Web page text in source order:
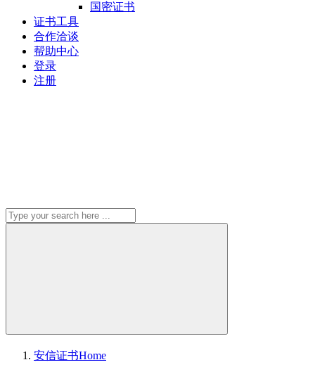
国密证书
证书工具
合作洽谈
帮助中心
登录
注册
安信证书Home